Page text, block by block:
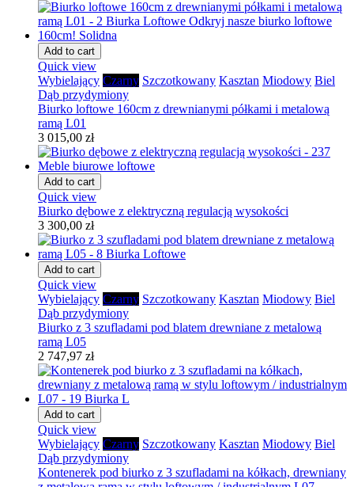
Add to cart
Quick view
Wybielający Czarny Szczotkowany Kasztan Miodowy Biel
Dąb przydymiony
Biurko loftowe 160cm z drewnianymi półkami i metalową
ramą L01
3 015,00 zł
Add to cart
Quick view
Biurko dębowe z elektryczną regulacją wysokości
3 300,00 zł
Add to cart
Quick view
Wybielający Czarny Szczotkowany Kasztan Miodowy Biel
Dąb przydymiony
Biurko z 3 szufladami pod blatem drewniane z metalową
ramą L05
2 747,97 zł
Add to cart
Quick view
Wybielający Czarny Szczotkowany Kasztan Miodowy Biel
Dąb przydymiony
Kontenerek pod biurko z 3 szufladami na kółkach, drewniany